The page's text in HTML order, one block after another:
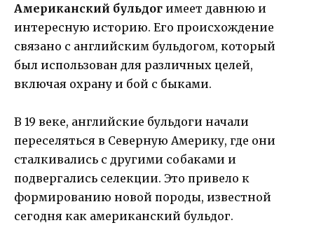
Американский бульдог имеет давнюю и
интересную историю. Его происхождение
связано с английским бульдогом, который
был использован для различных целей,
включая охрану и бой с быками.
В 19 веке, английские бульдоги начали
переселяться в Северную Америку, где они
сталкивались с другими собаками и
подвергались селекции. Это привело к
формированию новой породы, известной
сегодня как американский бульдог.